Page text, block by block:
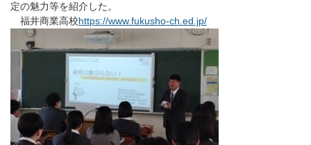
定の魅力等を紹介した。
福井商業高校https://www.fukusho-ch.ed.jp/